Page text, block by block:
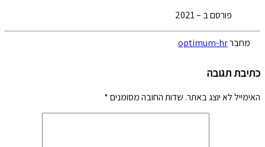
פורסם ב – 2021
מחברoptimum-hr
כתיבת תגובה
האימייל לא יוצג באתר. שדות החובה מסומנים*